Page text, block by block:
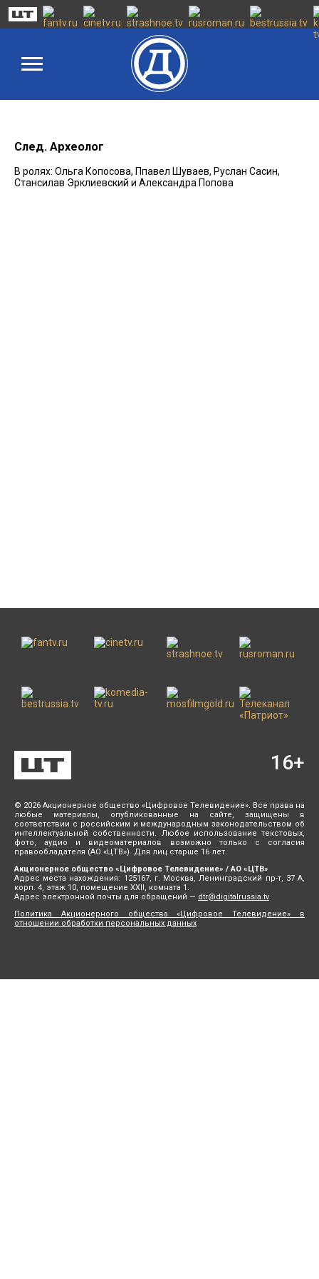
След. Археолог
В ролях: Ольга Копосова, Ппавел Шуваев, Руслан Сасин,
Стансилав Эрклиевский и Александра Попова
© 2026 Акционерное общество «Цифровое Телевидение». Все права на
любые материалы, опубликованные на сайте, защищены в
соответствии с российским и международным законодательством об
интеллектуальной собственности. Любое использование текстовых,
фото, аудио и видеоматериалов возможно только с согласия
правообладателя (АО «ЦТВ»). Для лиц старше 16 лет.
Акционерное общество «Цифровое Телевидение» / АО «ЦТВ»
Адрес места нахождения: 125167, г. Москва, Ленинградский пр-т, 37 А,
корп. 4, этаж 10, помещение XXII, комната 1.
Адрес электронной почты для обращений — dtr@digitalrussia.tv
Политика Акционерного общества «Цифровое Телевидение» в
отношении обработки персональных данных
16+